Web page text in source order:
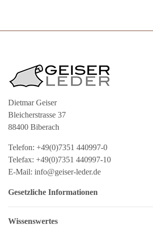
Dietmar Geiser
Bleicherstrasse 37
88400 Biberach
Telefon: +49(0)7351 440997-0
Telefax: +49(0)7351 440997-10
E-Mail: info@geiser-leder.de
Gesetzliche Informationen
Wissenswertes